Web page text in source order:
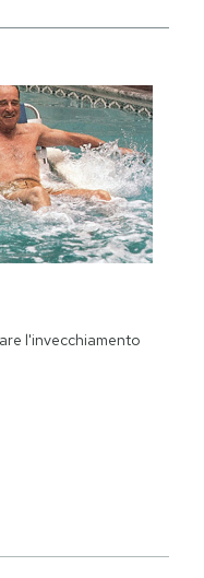
l'invecchiamento